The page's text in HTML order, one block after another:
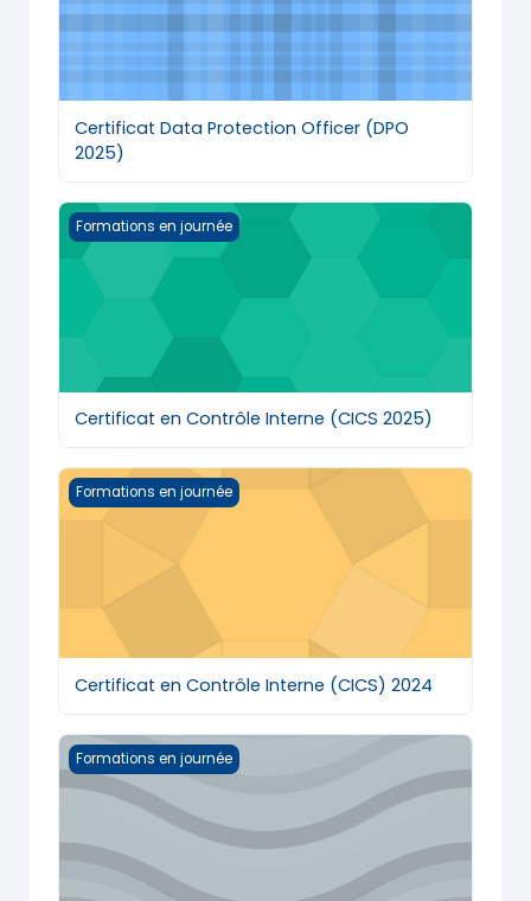
Certificat Data Protection Officer (DPO
2025)
Certificat en Contrôle Interne (CICS 2025)
Formations en journée
Certificat en Contrôle Interne (CICS 2025)
Certificat en Contrôle Interne (CICS) 2024
Formations en journée
Certificat en Contrôle Interne (CICS) 2024
Certificat en Techniques de Gestion des Risques 2024
Formations en journée